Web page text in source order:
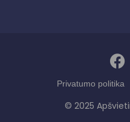
Privatumo politika
© 2025